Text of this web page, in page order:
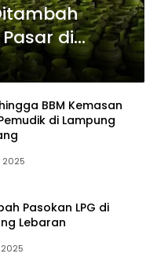
di
BBM Kemasan
di Lampung
2025
Pasokan LPG di
Lebaran
2025